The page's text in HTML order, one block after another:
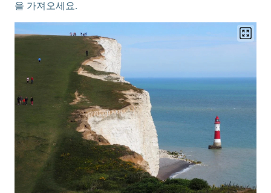
을 가져오세요.